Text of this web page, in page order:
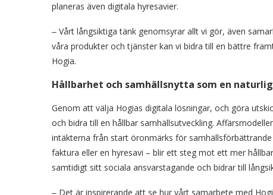
planeras även digitala hyresavier.
‒ Vårt långsiktiga tänk genomsyrar allt vi gör, även
våra produkter och tjänster kan vi bidra till en bättre
Hogia.
Hållbarhet och samhällsnytta som en
Genom att välja Hogias digitala lösningar, och göra
och bidra till en hållbar samhällsutveckling.
intäkterna från start öronmärks för
faktura eller en hyresavi – blir ett steg mot ett mer
samtidigt sitt sociala ansvarstagande och bidrar till
‒ Det är inspirerande att se hur vårt samarbete med